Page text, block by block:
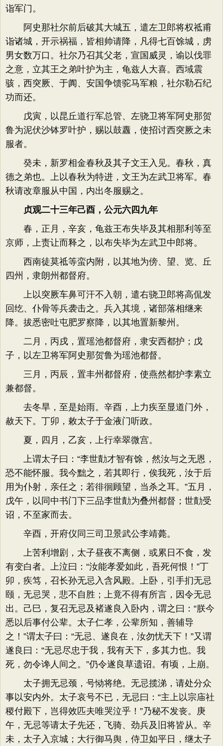
诣军门。
阿史那社尔前后破其大城五，遣左卫郎将权祗甫
诣诸城，开示祸福，皆相帅请降，凡得七百馀城，虏
男女数万口。社尔乃召其父老，宣国威灵，谕以伐罪
之意，立其王之弟叶护为主，龟兹人大喜。西域震
骇，西突厥、于阗、安国争馈驼马军粮，社尔勒石纪
功而还。
戊寅，以昆丘道行军总管、左骁卫将军阿史那贺
鲁为泥伏沙钵罗叶护，赐以鼓纛，使招讨西突厥之未
服者。
癸未，新罗相金春秋及其子文王入见。春秋，真
德之弟也。上以春秋为特进，文王为左武卫将军。春
秋请改章服从中国，内出冬服赐之。
贞观二十三年己酉，公元六四九年
春，正月，辛亥，龟兹王布失毕及其相那利等至
京师，上责让而释之，以布失毕为左武卫中郎将。
西南徒莫祗等蛮内附，以其地为傍、望、览、丘
四州，隶朗州都督府。
上以突厥车鼻可汗不入朝，遣右骁卫郎将高侃发
回纥、仆骨等兵袭击之。兵入其境，诸部落相继来
降。拔悉密吐屯肥罗察降，以其地置新黎州。
二月，丙戌，置瑶池都督府，隶安西都护；戊
子，以左卫将军阿史那贺鲁为瑶池都督。
三月，丙辰，置丰州都督府，使燕然都护李素立
兼都督。
去冬旱，至是始雨。辛酉，上力疾至显道门外，
赦天下。丁卯，敕太子于金液门听政。
夏，四月，乙亥，上行幸翠微宫。
上谓太子曰：“李世勣才智有馀，然汝与之无恩，
恐不能怀服。我今黜之，若其即行，俟我死，汝于后
用为仆射，亲任之；若徘徊顾望，当杀之耳。”五月，
戊午，以同中书门下三品李世勣为叠州都督；世勣受
诏，不至家而去。
辛酉，开府仪同三司卫景武公李靖薨。
上苦利增剧，太子昼夜不离侧，或累日不食，发
有变白者。上泣曰：“汝能孝爱如此，吾死何恨！”丁
卯，疾笃，召长孙无忌入含风殿。上卧，引手扪无忌
颐，无忌哭，悲不自胜；上竟不得有所言，因令无忌
出。己巳，复召无忌及褚遂良入卧内，谓之曰：“朕今
悉以后事付公辈。太子仁孝，公辈所知，善辅导
之！”谓太子曰：“无忌、遂良在，汝勿忧天下！”又谓
遂良曰：“无忌尽忠于我，我有天下，多其力也。我
死，勿令谗人间之。”仍令遂良草遗诏。有顷，上崩。
太子拥无忌颈，号恸将绝。无忌揽涕，请处分众
事以安内外。太子哀号不已，无忌曰：“主上以宗庙社
稷付殿下，岂得效匹夫唯哭泣乎！”乃秘不发丧。庚
午，无忌等请太子先还，飞骑、劲兵及旧将皆从。辛
未，太子入京城；大行御马舆，侍卫如平日，继太子